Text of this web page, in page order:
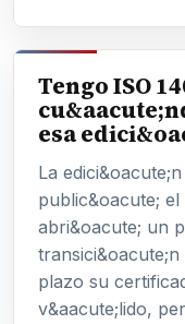
Tengo ISO
esa
La
public&oacute;
abri&oacute; un
plazo su
v&aacute;lido,